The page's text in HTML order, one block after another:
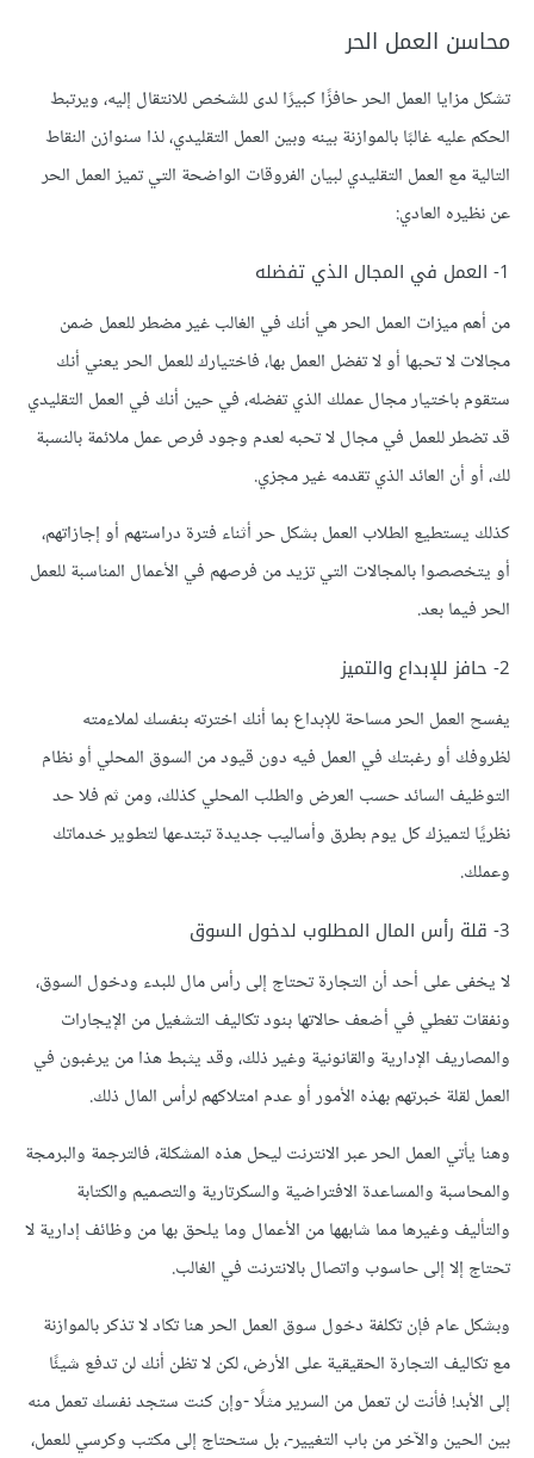
محاسن العمل الحر
تشكل مزايا العمل الحر حافزًا كبيرًا لدى للشخص للانتقال إليه، ويرتبط
الحكم عليه غالبًا بالموازنة بينه وبين العمل التقليدي، لذا سنوازن النقاط
التالية مع العمل التقليدي لبيان الفروقات الواضحة التي تميز العمل الحر
عن نظيره العادي:
1- العمل في المجال الذي تفضله
من أهم ميزات العمل الحر هي أنك في الغالب غير مضطر للعمل ضمن
مجالات لا تحبها أو لا تفضل العمل بها، فاختيارك للعمل الحر يعني أنك
ستقوم باختيار مجال عملك الذي تفضله، في حين أنك في العمل التقليدي
قد تضطر للعمل في مجال لا تحبه لعدم وجود فرص عمل ملائمة بالنسبة
لك، أو أن العائد الذي تقدمه غير مجزي.
كذلك يستطيع الطلاب العمل بشكل حر أثناء فترة دراستهم أو إجازاتهم،
أو يتخصصوا بالمجالات التي تزيد من فرصهم في الأعمال المناسبة للعمل
الحر فيما بعد.
2- حافز للإبداع والتميز
يفسح العمل الحر مساحة للإبداع بما أنك اخترته بنفسك لملاءمته
لظروفك أو رغبتك في العمل فيه دون قيود من السوق المحلي أو نظام
التوظيف السائد حسب العرض والطلب المحلي كذلك، ومن ثم فلا حد
نظريًا لتميزك كل يوم بطرق وأساليب جديدة تبتدعها لتطوير خدماتك
وعملك.
3- قلة رأس المال المطلوب لدخول السوق
لا يخفى على أحد أن التجارة تحتاج إلى رأس مال للبدء ودخول السوق،
ونفقات تغطي في أضعف حالاتها بنود تكاليف التشغيل من الإيجارات
والمصاريف الإدارية والقانونية وغير ذلك، وقد يثبط هذا من يرغبون في
العمل لقلة خبرتهم بهذه الأمور أو عدم امتلاكهم لرأس المال ذلك.
وهنا يأتي العمل الحر عبر الانترنت ليحل هذه المشكلة، فالترجمة والبرمجة
والمحاسبة والمساعدة الافتراضية والسكرتارية والتصميم والكتابة
والتأليف وغيرها مما شابهها من الأعمال وما يلحق بها من وظائف إدارية لا
تحتاج إلا إلى حاسوب واتصال بالانترنت في الغالب.
وبشكل عام فإن تكلفة دخول سوق العمل الحر هنا تكاد لا تذكر بالموازنة
مع تكاليف التجارة الحقيقية على الأرض، لكن لا تظن أنك لن تدفع شيئًا
إلى الأبد! فأنت لن تعمل من السرير مثلًا -وإن كنت ستجد نفسك تعمل منه
بين الحين والآخر من باب التغيير-، بل ستحتاج إلى مكتب وكرسي للعمل،